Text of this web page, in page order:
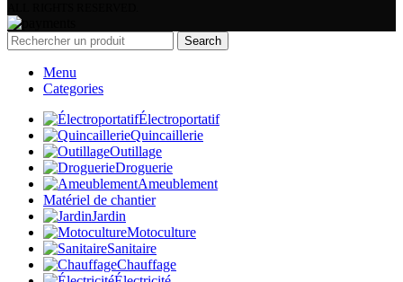
Search
Menu
Categories
Électroportatif
Quincaillerie
Outillage
Droguerie
Ameublement
Matériel de chantier
Jardin
Motoculture
Sanitaire
Chauffage